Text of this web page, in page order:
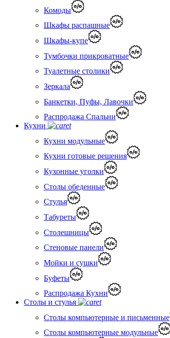
Комоды
Шкафы распашные
Шкафы-купе
Тумбочки прикроватные
Туалетные столики
Зеркала
Банкетки, Пуфы, Лавочки
Распродажа Спальни
Кухни
Кухни модульные
Кухни готовые решения
Кухонные уголки
Столы обеденные
Стулья
Табуреты
Столешницы
Стеновые панели
Мойки и сушки
Буфеты
Распродажа Кухни
Столы и стулья
Столы компьютерные и письменные
Столы компьютерные модульные